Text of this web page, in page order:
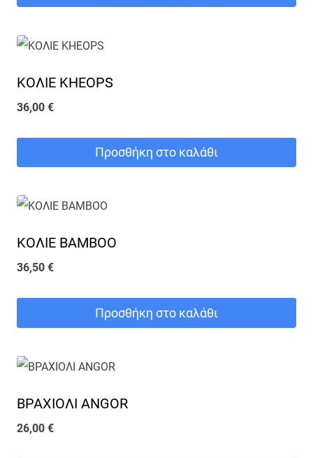
ΚΟΛΙΕ KHEOPS
36,00 €
Προσθήκη στο καλάθι
ΚΟΛΙΕ BAMBOO
36,50 €
Προσθήκη στο καλάθι
ΒΡΑΧΙΟΛΙ ANGOR
26,00 €